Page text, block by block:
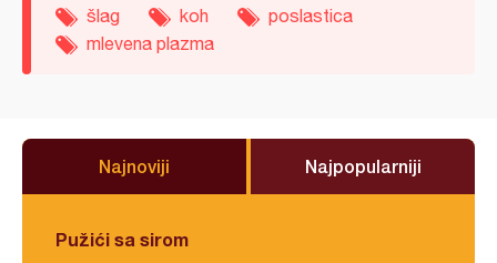
šlag koh
poslastica
mlevena plazma
Najnoviji Najpopularniji
Pužići sa sirom